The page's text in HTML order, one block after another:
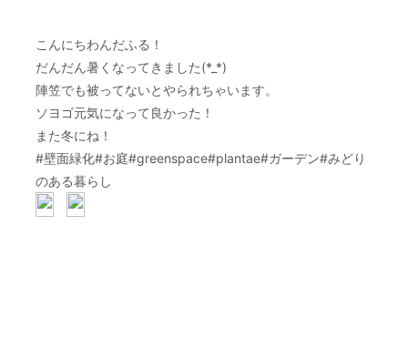
こんにちわんだふる！
だんだん暑くなってきました(*_*)
陣笠でも被ってないとやられちゃいます。
ソヨゴ元気になって良かった！
また冬にね！
#壁面緑化#お庭#greenspace#plantae#ガーデン#みどり
のある暮らし